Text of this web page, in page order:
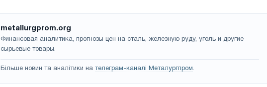
metallurgprom.org
Финансовая аналитика, прогнозы цен на сталь, железную руду, уголь и другие
сырьевые товары.
Більше новин та аналітики на телеграм-каналі Металургпром.